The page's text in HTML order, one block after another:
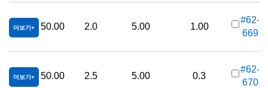
더보기 50.00 2.0 5.00 1.00
#62-
669
더보기 50.00 2.5 5.00 0.3
#62-
670